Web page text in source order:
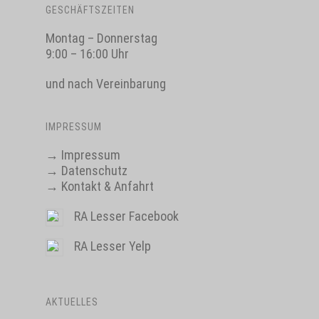
GESCHÄFTSZEITEN
Montag – Donnerstag
9:00 – 16:00 Uhr
und nach Vereinbarung
IMPRESSUM
→ Impressum
→ Datenschutz
→ Kontakt & Anfahrt
RA Lesser Facebook
RA Lesser Yelp
AKTUELLES